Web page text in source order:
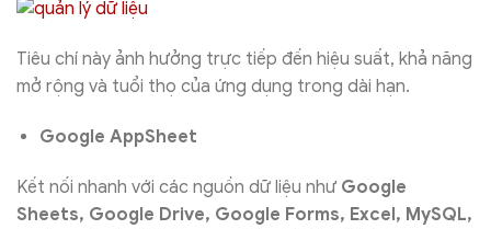
Tiêu chí này ảnh hưởng trực tiếp đến hiệu suất, khả năng
mở rộng và tuổi thọ của ứng dụng trong dài hạn.
Google AppSheet
Kết nối nhanh với các nguồn dữ liệu như Google
Sheets, Google Drive, Google Forms, Excel, MySQL,